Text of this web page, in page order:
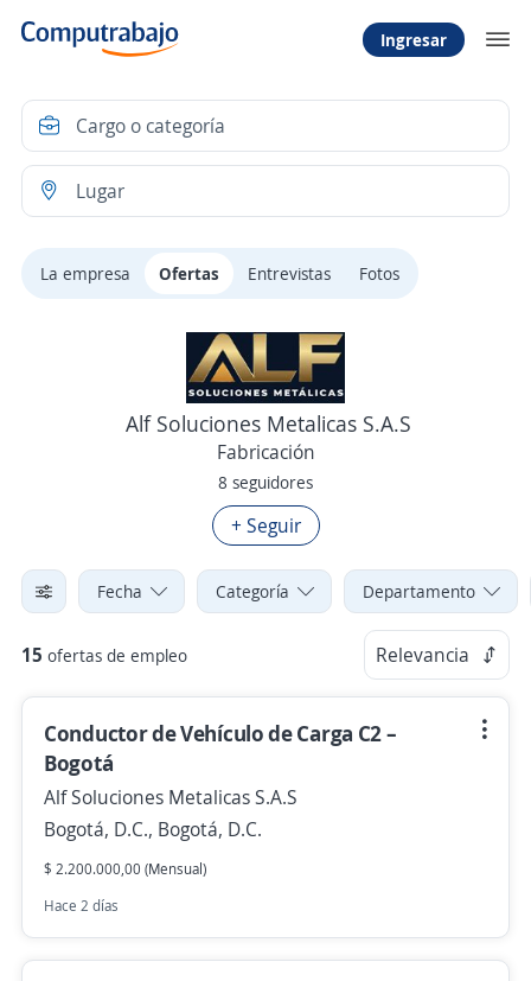
Ingresar
La empresa Ofertas Entrevistas Fotos
Alf Soluciones Metalicas S.A.S
Fabricación
8 seguidores
+ Seguir
Fecha Categoría Departamento
15 ofertas de empleo Relevancia
Conductor de Vehículo de Carga C2 –
Bogotá
Alf Soluciones Metalicas S.A.S
Bogotá, D.C., Bogotá, D.C.
$ 2.200.000,00 (Mensual)
Hace 2 días